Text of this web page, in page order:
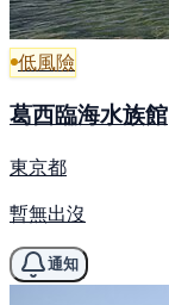
低風險
葛西臨海水族館
東京都
暫無出沒
通知